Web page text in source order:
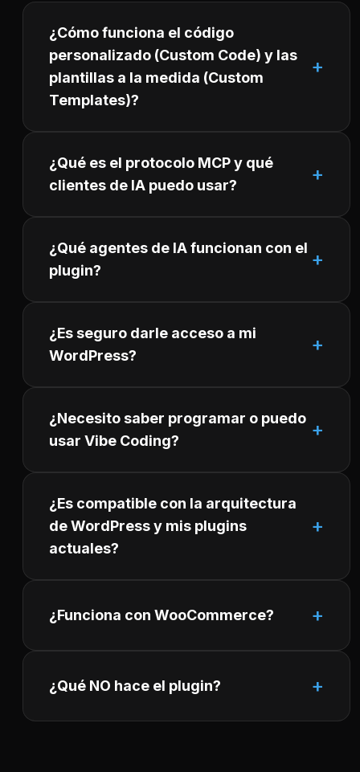
¿Cómo funciona el código
personalizado (Custom Code) y las
plantillas a la medida (Custom
Templates)?
¿Qué es el protocolo MCP y qué
clientes de IA puedo usar?
¿Qué agentes de IA funcionan con el
plugin?
¿Es seguro darle acceso a mi
WordPress?
¿Necesito saber programar o puedo
usar Vibe Coding?
¿Es compatible con la arquitectura
de WordPress y mis plugins
actuales?
¿Funciona con WooCommerce?
¿Qué NO hace el plugin?